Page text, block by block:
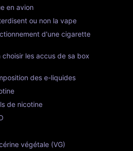
en avion
ou non la vape
d'une cigarette
les accus de sa box
des e-liquides
de nicotine
végétale (VG)